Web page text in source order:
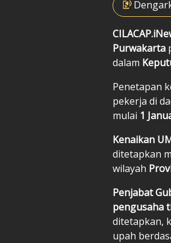
Purwakarta
dalam
Penetapan
pekerja di
mulai 1
Kenaikan
ditetapkan
wilayah
Penjabat
pengusaha
ditetapkan,
upah